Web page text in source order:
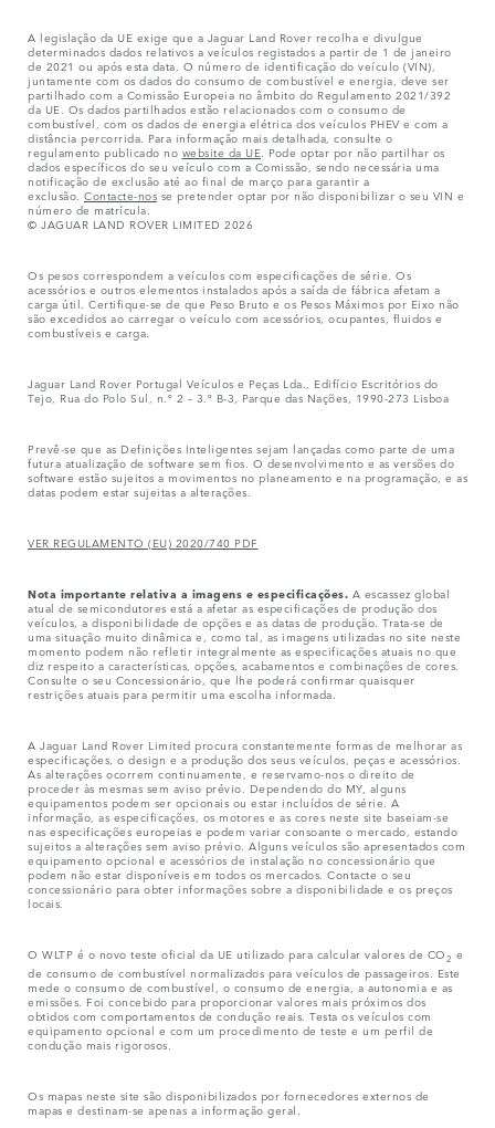
A legislação da UE exige que a Jaguar Land Rover recolha e divulgue
determinados dados relativos a veículos registados a partir de 1 de janeiro
de 2021 ou após esta data. O número de identificação do veículo (VIN),
juntamente com os dados do consumo de combustível e energia, deve ser
partilhado com a Comissão Europeia no âmbito do Regulamento 2021/392
da UE. Os dados partilhados estão relacionados com o consumo de
combustível, com os dados de energia elétrica dos veículos PHEV e com a
distância percorrida. Para informação mais detalhada, consulte o
regulamento publicado no website da UE . Pode optar por não partilhar os
dados específicos do seu veículo com a Comissão, sendo necessária uma
notificação de exclusão até ao final de março para garantir a
exclusão. Contacte-nos se pretender optar por não disponibilizar o seu VIN e
número de matrícula.
© JAGUAR LAND ROVER LIMITED 2026
Os pesos correspondem a veículos com especificações de série. Os
acessórios e outros elementos instalados após a saída de fábrica afetam a
carga útil. Certifique-se de que Peso Bruto e os Pesos Máximos por Eixo não
são excedidos ao carregar o veículo com acessórios, ocupantes, fluidos e
combustíveis e carga.
Jaguar Land Rover Portugal Veículos e Peças Lda., Edifício Escritórios do
Tejo, Rua do Polo Sul, n.º 2 – 3.º B-3, Parque das Nações, 1990-273 Lisboa
Prevê-se que as Definições Inteligentes sejam lançadas como parte de uma
futura atualização de software sem fios. O desenvolvimento e as versões do
software estão sujeitos a movimentos no planeamento e na programação, e as
datas podem estar sujeitas a alterações.
VER REGULAMENTO (EU) 2020/740 PDF
Nota importante relativa a imagens e especificações. A escassez global
atual de semicondutores está a afetar as especificações de produção dos
veículos, a disponibilidade de opções e as datas de produção. Trata-se de
uma situação muito dinâmica e, como tal, as imagens utilizadas no site neste
momento podem não refletir integralmente as especificações atuais no que
diz respeito a características, opções, acabamentos e combinações de cores.
Consulte o seu Concessionário, que lhe poderá confirmar quaisquer
restrições atuais para permitir uma escolha informada.
A Jaguar Land Rover Limited procura constantemente formas de melhorar as
especificações, o design e a produção dos seus veículos, peças e acessórios.
As alterações ocorrem continuamente, e reservamo-nos o direito de
proceder às mesmas sem aviso prévio. Dependendo do MY, alguns
equipamentos podem ser opcionais ou estar incluídos de série. A
informação, as especificações, os motores e as cores neste site baseiam-se
nas especificações europeias e podem variar consoante o mercado, estando
sujeitos a alterações sem aviso prévio. Alguns veículos são apresentados com
equipamento opcional e acessórios de instalação no concessionário que
podem não estar disponíveis em todos os mercados. Contacte o seu
concessionário para obter informações sobre a disponibilidade e os preços
locais.
O WLTP é o novo teste oficial da UE utilizado para calcular valores de CO2 e
de consumo de combustível normalizados para veículos de passageiros. Este
mede o consumo de combustível, o consumo de energia, a autonomia e as
emissões. Foi concebido para proporcionar valores mais próximos dos
obtidos com comportamentos de condução reais. Testa os veículos com
equipamento opcional e com um procedimento de teste e um perfil de
condução mais rigorosos.
Os mapas neste site são disponibilizados por fornecedores externos de
mapas e destinam-se apenas a informação geral.